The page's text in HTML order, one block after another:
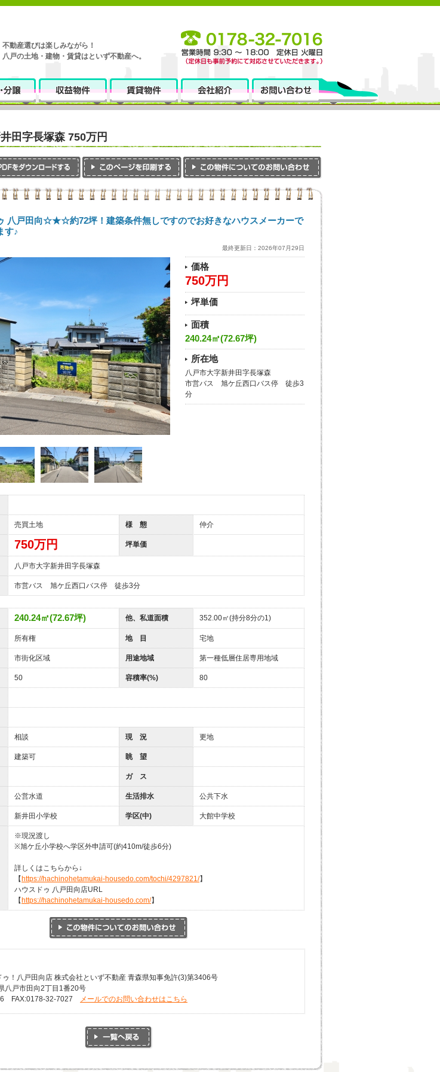
不動産選びは楽しみながら！
八戸の土地・建物・賃貸はといず不動産へ。
田字長塚森 750万円
戸田向☆★☆約72坪！建築条件無しですのでお好きなハウスメーカーで
す♪
最終更新日：2026年07月29日
価格
750万円
坪単価
面積
240.24㎡(72.67坪)
所在地
八戸市大字新井田字長塚森
市営バス 旭ケ丘西口バス停 徒歩3
分
売買土地 様 態 仲介
750万円 坪単価
八戸市大字新井田字長塚森
市営バス 旭ケ丘西口バス停 徒歩3分
240.24㎡(72.67坪) 他、私道面積 352.00㎡(持分8分の1)
所有権 地 目 宅地
市街化区域 用途地域 第一種低層住居専用地域
50 容積率(%) 80
相談 現 況 更地
建築可 眺 望
ガ ス
公営水道 生活排水 公共下水
新井田小学校 学区(中) 大館中学校
※現況渡し
※旭ケ丘小学校へ学区外申請可(約410m/徒歩6分)
詳しくはこちらから↓
【 https://hachinohetamukai-housedo.com/tochi/4297821/】
ハウスドゥ 八戸田向店URL
【 https://hachinohetamukai-housedo.com/】
！八戸田向店 株式会社といず不動産 青森県知事免許(3)第3406号
八戸市田向2丁目1番20号
FAX:0178-32-7027
メールでのお問い合わせはこちら